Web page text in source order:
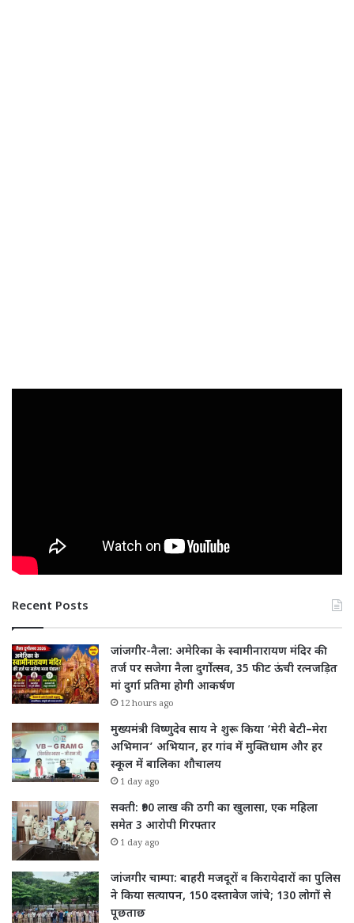
Recent Posts
जांजगीर-नैला: अमेरिका के स्वामीनारायण मंदिर की
तर्ज पर सजेगा नैला दुर्गोत्सव, 35 फीट ऊंची रत्नजड़ित
मां दुर्गा प्रतिमा होगी आकर्षण
12 hours ago
मुख्यमंत्री विष्णुदेव साय ने शुरू किया ‘मेरी बेटी–मेरा
अभिमान’ अभियान, हर गांव में मुक्तिधाम और हर
स्कूल में बालिका शौचालय
1 day ago
सक्ती: ₹90 लाख की ठगी का खुलासा, एक महिला
समेत 3 आरोपी गिरफ्तार
1 day ago
जांजगीर चाम्पा: बाहरी मजदूरों व किरायेदारों का पुलिस
ने किया सत्यापन, 150 दस्तावेज जांचे; 130 लोगों से
पूछताछ